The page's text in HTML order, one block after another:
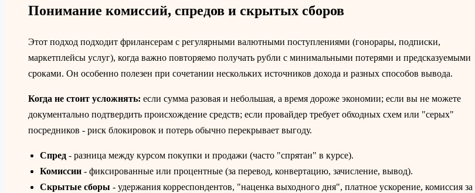
Понимание комиссий, спредов и скрытых сборов
Этот подход подходит фрилансерам с регулярными валютными поступлениями (гонорары, подписки,
маркетплейсы услуг), когда важно повторяемо получать рубли с минимальными потерями и предсказуемыми
сроками. Он особенно полезен при сочетании нескольких источников дохода и разных способов вывода.
Когда не стоит усложнять: если сумма разовая и небольшая, а время дороже экономии; если вы не можете
документально подтвердить происхождение средств; если провайдер требует обходных схем или "серых"
посредников - риск блокировок и потерь обычно перекрывает выгоду.
Спред - разница между курсом покупки и продажи (часто "спрятан" в курсе).
Комиссии - фиксированные или процентные (за перевод, конвертацию, зачисление, вывод).
Скрытые сборы - удержания корреспондентов, "наценка выходного дня", платное ускорение, комиссия за